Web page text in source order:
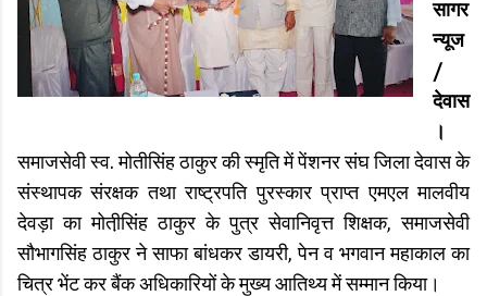
सागर
न्यूज
/
देवास
।
समाजसेवी स्व. मोतीसिंह ठाकुर की स्मृति में पेंशनर संघ जिला देवास के
संस्थापक संरक्षक तथा राष्ट्रपति पुरस्कार प्राप्त एमएल मालवीय
देवड़ा का मोती़सिंह ठाकुर के पुत्र सेवानिवृत्त शिक्षक, समाजसेवी
सौभागसिंह ठाकुर ने साफा बांधकर डायरी, पेन व भगवान महाकाल का
चित्र भेंट कर बैंक अधिकारियों के मुख्य आतिथ्य में सम्मान किया।